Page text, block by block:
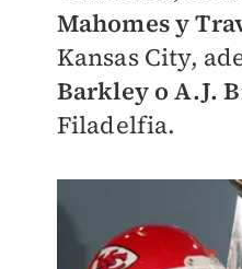
Mahomes y
Kansas City,
Barkley o A.J.
Filadelfia.